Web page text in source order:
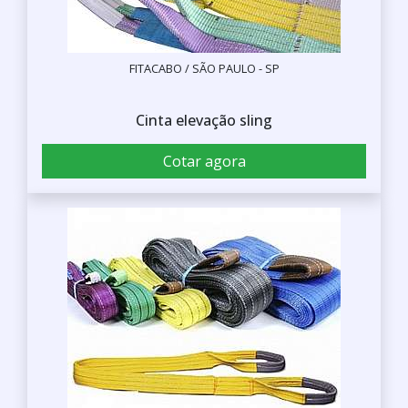
FITACABO / SÃO PAULO - SP
Cinta elevação sling
Cotar agora